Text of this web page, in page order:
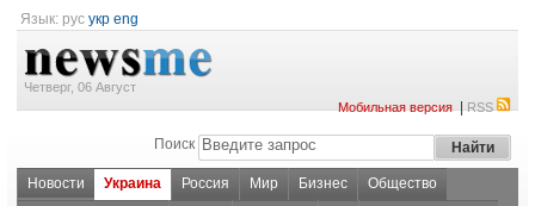
Язык: рус укр eng
Четверг, 06 Август
Мобильная версия|RSS
Поиск
Новости Украина Россия Мир Бизнес
Общество